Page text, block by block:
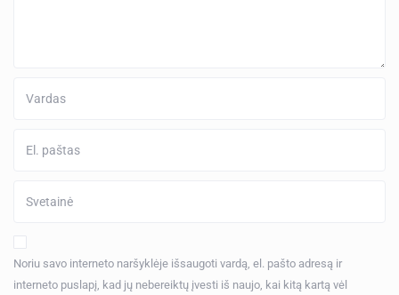
Noriu savo interneto naršyklėje išsaugoti vardą, el. pašto adresą ir
interneto puslapį, kad jų nebereiktų įvesti iš naujo, kai kitą kartą vėl